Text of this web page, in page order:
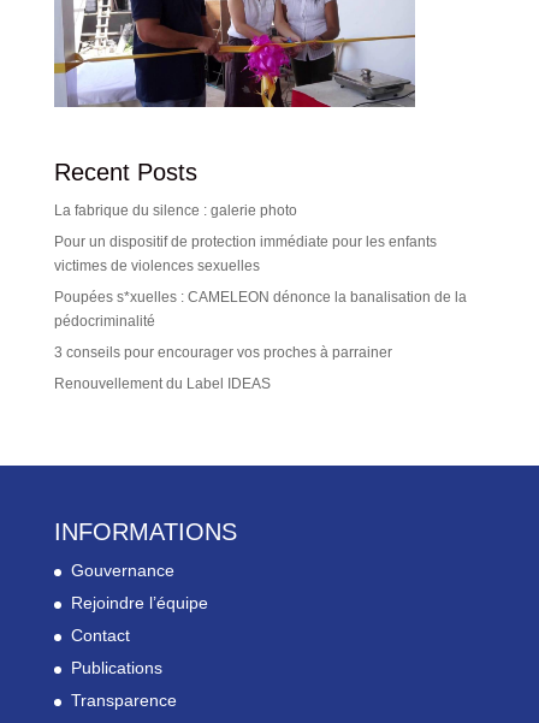
Recent Posts
La fabrique du silence : galerie photo
Pour un dispositif de protection immédiate pour les enfants
victimes de violences sexuelles
Poupées s*xuelles : CAMELEON dénonce la banalisation de la
pédocriminalité
3 conseils pour encourager vos proches à parrainer
Renouvellement du Label IDEAS
INFORMATIONS
Gouvernance
Rejoindre l’équipe
Contact
Publications
Transparence